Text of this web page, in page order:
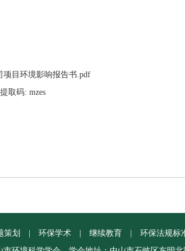
目环境影响报告书.pdf
取码: mzes
策划 环保学术 继续教育 环保法规标